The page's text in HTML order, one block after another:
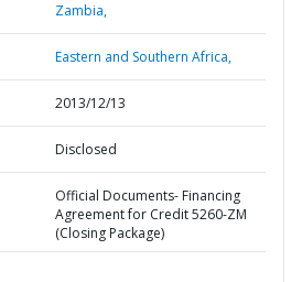
Zambia,
Eastern and Southern Africa,
2013/12/13
Disclosed
Official Documents- Financing
Agreement for Credit 5260-ZM
(Closing Package)